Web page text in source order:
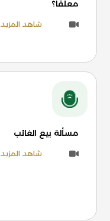
معلقا؟
شاهد المزيد
مسألة بيع الغائب
شاهد المزيد